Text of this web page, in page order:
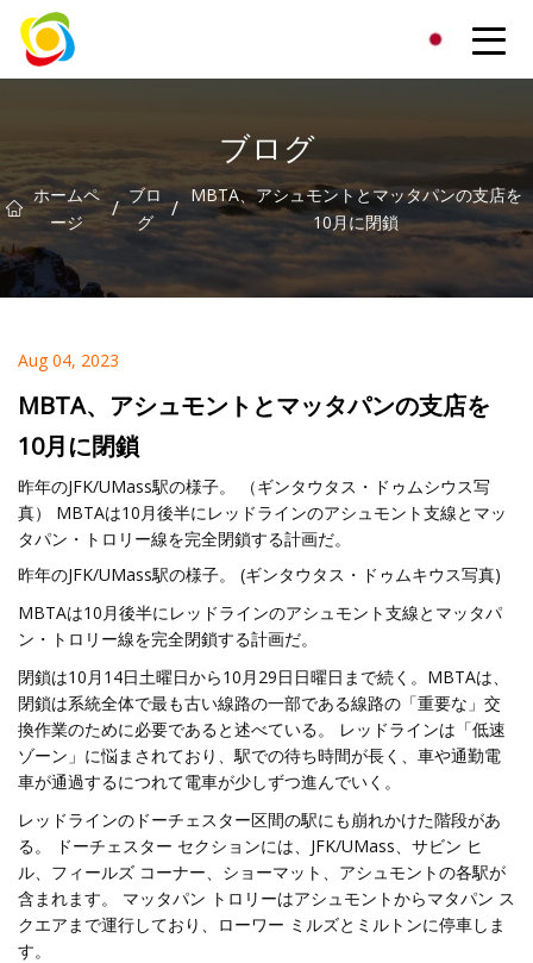
ブログ
ホームペ
ージ
/ ブロ
グ
/ MBTA、アシュモントとマッタパンの支店を
10月に閉鎖
Aug 04, 2023
MBTA、アシュモントとマッタパンの支店を
10月に閉鎖
昨年のJFK/UMass駅の様子。 （ギンタウタス・ドゥムシウス写
真） MBTAは10月後半にレッドラインのアシュモント支線とマッ
タパン・トロリー線を完全閉鎖する計画だ。
昨年のJFK/UMass駅の様子。 (ギンタウタス・ドゥムキウス写真)
MBTAは10月後半にレッドラインのアシュモント支線とマッタパ
ン・トロリー線を完全閉鎖する計画だ。
閉鎖は10月14日土曜日から10月29日日曜日まで続く。MBTAは、
閉鎖は系統全体で最も古い線路の一部である線路の「重要な」交
換作業のために必要であると述べている。 レッドラインは「低速
ゾーン」に悩まされており、駅での待ち時間が長く、車や通勤電
車が通過するにつれて電車が少しずつ進んでいく。
レッドラインのドーチェスター区間の駅にも崩れかけた階段があ
る。 ドーチェスター セクションには、JFK/UMass、サビン ヒ
ル、フィールズ コーナー、ショーマット、アシュモントの各駅が
含まれます。 マッタパン トロリーはアシュモントからマタパン ス
クエアまで運行しており、ローワー ミルズとミルトンに停車しま
す。